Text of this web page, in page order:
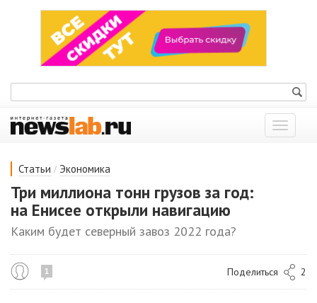
Показать
меню
Статьи / Экономика
Три миллиона тонн грузов за год:
на Енисее открыли навигацию
Каким будет северный завоз 2022 года?
1 Поделиться 2